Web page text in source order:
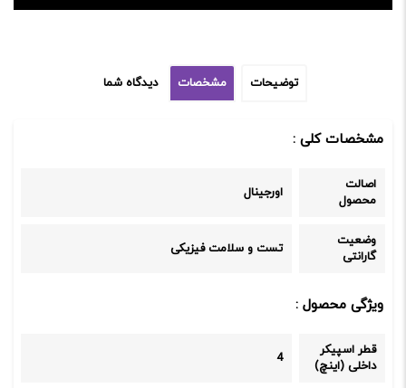
توضیحات مشخصات دیدگاه شما
مشخصات کلی :
اصالت
محصول
اورجینال
وضعیت
گارانتی
تست و سلامت فیزیکی
ویژگی محصول :
قطر اسپیکر
داخلی (اینچ)
4